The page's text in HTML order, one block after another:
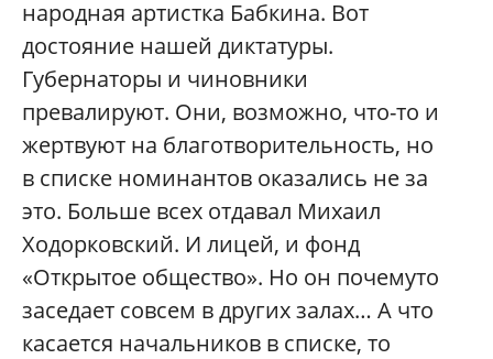
народная артистка Бабкина. Вот
достояние нашей диктатуры.
Губернаторы и чиновники
превалируют. Они, возможно, что-то и
жертвуют на благотворительность, но
в списке номинантов оказались не за
это. Больше всех отдавал Михаил
Ходорковский. И лицей, и фонд
«Открытое общество». Но он почемуто
заседает совсем в других залах… А что
касается начальников в списке, то